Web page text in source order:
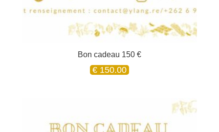
Bon cadeau 150 €
€ 150.00